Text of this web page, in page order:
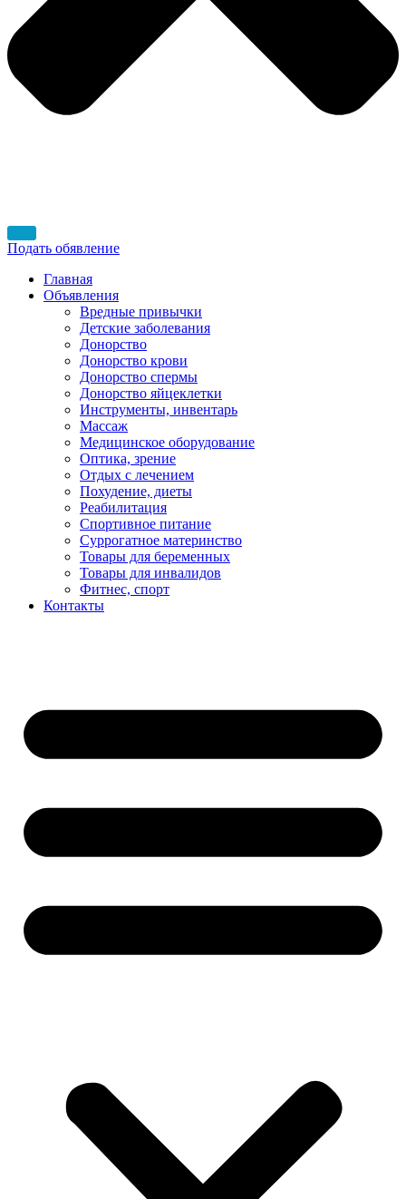
Подать обявление
Главная
Объявления
Вредные привычки
Детские заболевания
Донорство
Донорство крови
Донорство спермы
Донорство яйцеклетки
Инструменты, инвентарь
Массаж
Медицинское оборудование
Оптика, зрение
Отдых с лечением
Похудение, диеты
Реабилитация
Спортивное питание
Суррогатное материнство
Товары для беременных
Товары для инвалидов
Фитнес, спорт
Контакты